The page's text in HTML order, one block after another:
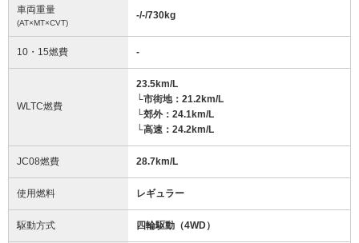
車両重量
(AT×MT×CVT)
-/-/730kg
10・15燃費 -
WLTC燃費
23.5km/L
└市街地：21.2km/L
└郊外：24.1km/L
└高速：24.2km/L
JC08燃費 28.7km/L
使用燃料 レギュラー
駆動方式 四輪駆動（4WD）